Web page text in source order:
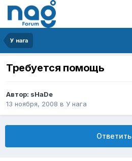
У нага
Требуется помощь
Автор: sHaDe
13 ноября, 2008 в У нага
Ответить